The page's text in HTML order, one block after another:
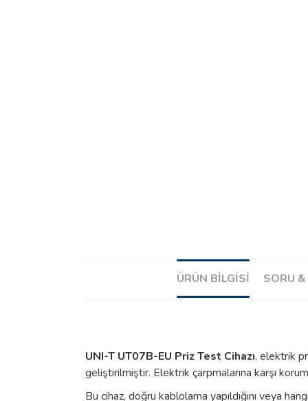
ÜRÜN BILGISI SORU
UNI-T UT07B-EU Priz Test Cihazı, elektrik
geliştirilmiştir. Elektrik çarpmalarına karşı
Bu cihaz, doğru kablolama yapıldığını veya